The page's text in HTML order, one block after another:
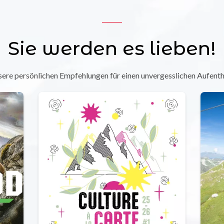
Sie werden es lieben!
persönlichen Empfehlungen für einen unvergesslichen